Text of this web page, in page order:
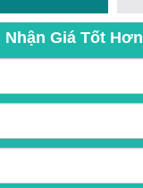
Nhận Giá Tốt Hơn